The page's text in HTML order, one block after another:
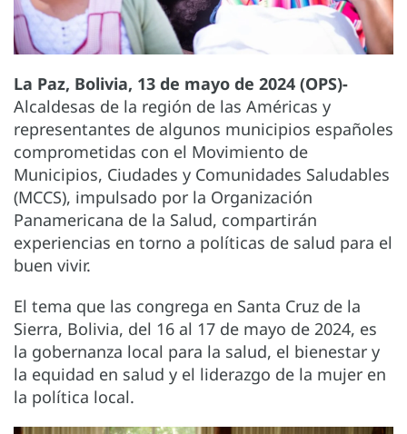
La Paz, Bolivia, 13 de mayo de 2024 (OPS)-
Alcaldesas de la región de las Américas y
representantes de algunos municipios españoles
comprometidas con el Movimiento de
Municipios, Ciudades y Comunidades Saludables
(MCCS), impulsado por la Organización
Panamericana de la Salud, compartirán
experiencias en torno a políticas de salud para el
buen vivir.
El tema que las congrega en Santa Cruz de la
Sierra, Bolivia, del 16 al 17 de mayo de 2024, es
la gobernanza local para la salud, el bienestar y
la equidad en salud y el liderazgo de la mujer en
la política local.